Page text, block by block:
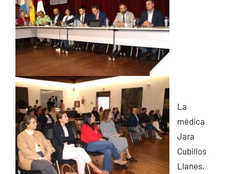
La
médica
Jara
Cubillos
Llanes,